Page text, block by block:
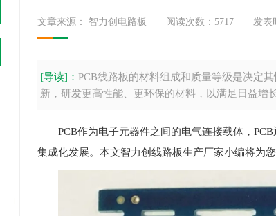
文章来源： 智力创电路板 阅读次数：5717 发表
[导读]： PCB线路板的材料组成和质量等级是决定
新，研发更高性能、更环保的材料，以满足日益增
PCB作为电子元器件之间的电气连接载体，
集成化发展。本文智力创线路板生产厂家小编将为